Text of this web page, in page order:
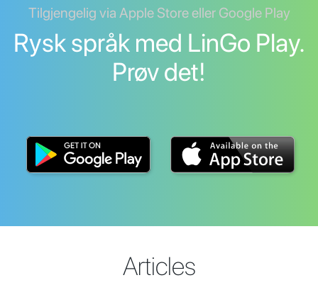
Tilgjengelig via Apple Store eller Google Play
Rysk språk med LinGo Play.
Prøv det!
Articles